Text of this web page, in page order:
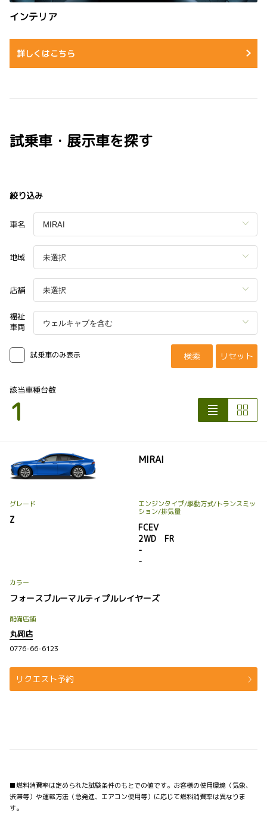
インテリア
詳しくはこちら
試乗車・展示車を探す
絞り込み
車名
地域
店舗
福祉
車両
試乗車のみ表示 検索 リセット
該当車種台数
1
MIRAI
グレード
Z
エンジンタイプ/駆動方式/トランスミッ
ション/排気量
FCEV
2WD FR
-
-
カラー
フォースブルーマルティプルレイヤーズ
配備店舗
丸岡店
0776-66-6123
リクエスト予約
■燃料消費率は定められた試験条件のもとでの値です。お客様の使用環境（気象、
渋滞等）や運転方法（急発進、エアコン使用等）に応じて燃料消費率は異なりま
す。